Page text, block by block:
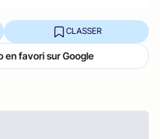
CLASSER
en favori sur Google